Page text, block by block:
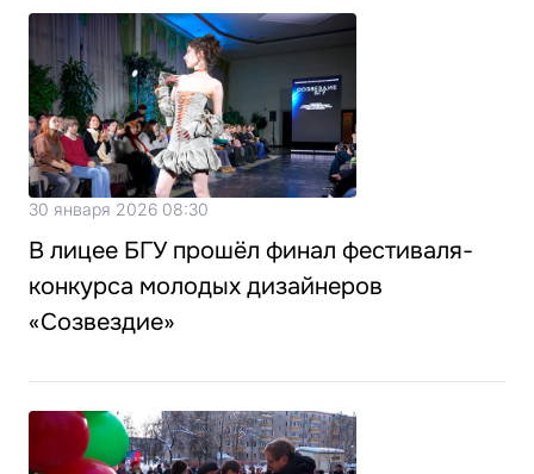
30 января 2026 08:30
В лицее БГУ прошёл финал фестиваля-
конкурса молодых дизайнеров
«Созвездие»